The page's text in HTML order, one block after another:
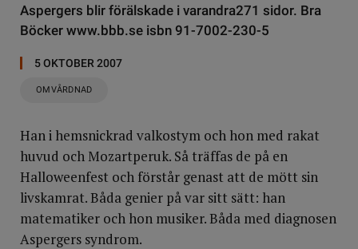
Aspergers blir förälskade i varandra271 sidor. Bra
Böcker www.bbb.se isbn 91-7002-230-5
5 OKTOBER 2007
OMVÅRDNAD
Han i hemsnickrad valkostym och hon med rakat
huvud och Mozartperuk. Så träffas de på en
Halloweenfest och förstår genast att de mött sin
livskamrat. Båda genier på var sitt sätt: han
matematiker och hon musiker. Båda med diagnosen
Aspergers syndrom.